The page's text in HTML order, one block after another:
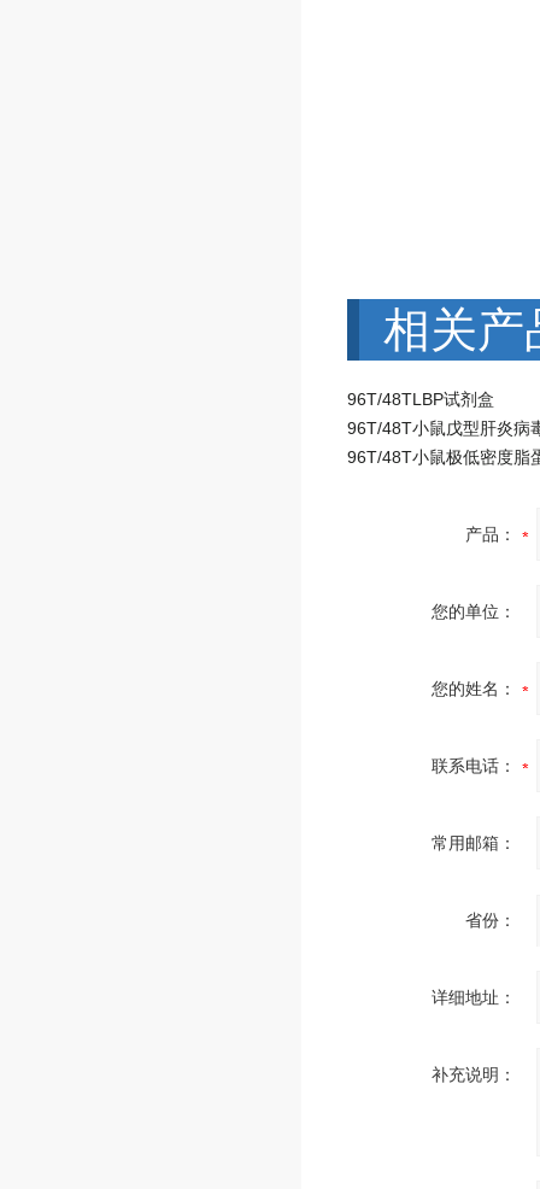
相关产
96T/48TLBP试剂盒
产品：
您的单位：
您的姓名：
联系电话：
常用邮箱：
省份：
详细地址：
补充说明：